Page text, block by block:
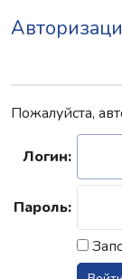
Пожалуйста,
Логин:
Пароль: